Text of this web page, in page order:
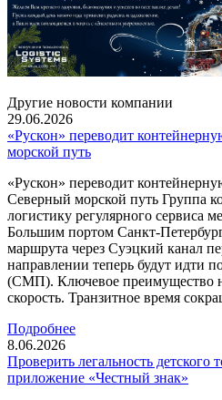
Другие новости компании
29.06.2026
«Рускон» переводит
морской путь
«Рускон» переводит
Северный морской путь Группа
логистику регулярного сервиса
Большим портом Санкт-
маршрута через Суэцкий канал
направлении теперь будут идти
(СМП). Ключевое преимущество
скорость. Транзитное время
Подробнее
8.06.2026
Проверить легальность детского
приложение «Честный знак»